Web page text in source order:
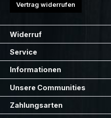
Vertrag widerrufen
Widerruf
Service
Informationen
Unsere Communities
Zahlungsarten